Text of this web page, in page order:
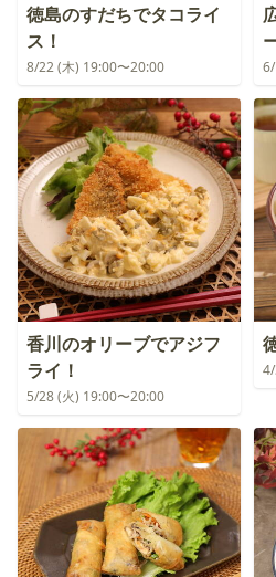
徳島のすだちでタコライ
ス！
8/22 (木) 19:00〜20:00
香川のオリーブでアジフ
ライ！
5/28 (火) 19:00〜20:00